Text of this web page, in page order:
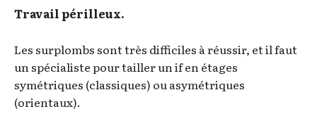
Travail périlleux.
Les surplombs sont très difficiles à réussir, et il faut
un spécialiste pour tailler un if en étages
symétriques (classiques) ou asymétriques
(orientaux).